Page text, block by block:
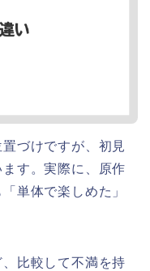
づけですが、初見
す。実際に、原作
単体で楽しめた」
比較して不満を持